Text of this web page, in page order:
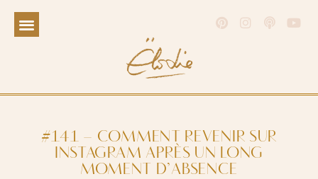
#141 – COMMENT REVENIR SUR
INSTAGRAM APRÈS UN LONG
MOMENT D’ABSENCE